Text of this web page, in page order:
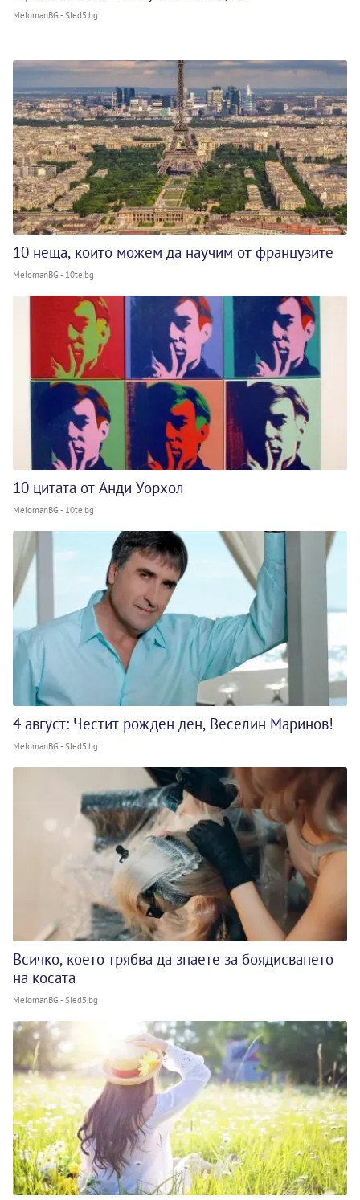
MelomanBG - Sled5.bg
10 неща, които можем да научим от французите
MelomanBG - 10te.bg
10 цитата от Анди Уорхол
MelomanBG - 10te.bg
4 август: Честит рожден ден, Веселин Маринов!
MelomanBG - Sled5.bg
Всичко, което трябва да знаете за боядисването
на косата
MelomanBG - Sled5.bg